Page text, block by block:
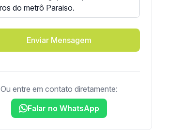
Enviar Mensagem
Ou entre em contato diretamente:
Falar no WhatsApp